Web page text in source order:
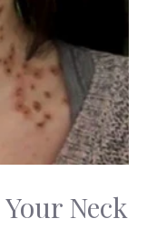
Neck